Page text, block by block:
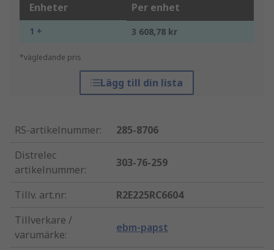
Enheter Per enhet
1 + 3 608,78 kr
*vägledande pris
Lägg till din lista
RS-artikelnummer:
285-8706
Distrelec
artikelnummer:
303-76-259
Tillv. art.nr:
R2E225RC6604
Tillverkare /
varumärke:
ebm-papst